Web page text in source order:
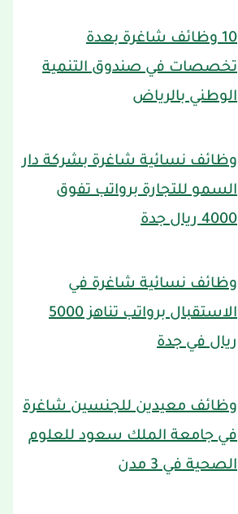
10 وظائف شاغرة بعدة
تخصصات في صندوق التنمية
الوطني بالرياض
وظائف نسائية شاغرة بشركة دار
السمو للتجارة برواتب تفوق
4000 ريال جدة
وظائف نسائية شاغرة في
الاستقبال برواتب تناهز 5000
ريال في جدة
وظائف معيدين للجنسين شاغرة
في جامعة الملك سعود للعلوم
الصحية في 3 مدن